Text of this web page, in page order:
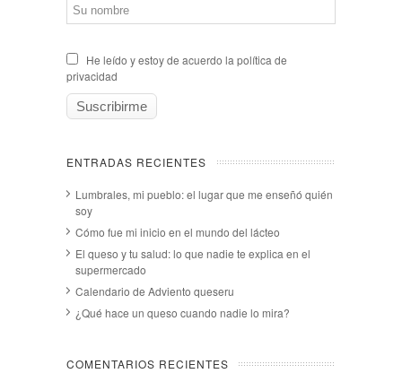
He leído y estoy de acuerdo la política de
privacidad
ENTRADAS RECIENTES
Lumbrales, mi pueblo: el lugar que me enseñó quién
soy
Cómo fue mi inicio en el mundo del lácteo
El queso y tu salud: lo que nadie te explica en el
supermercado
Calendario de Adviento queseru
¿Qué hace un queso cuando nadie lo mira?
COMENTARIOS RECIENTES